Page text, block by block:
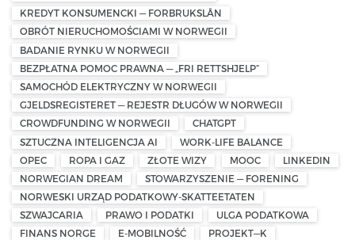
KREDYT KONSUMENCKI — FORBRUKSLÅN
OBRÓT NIERUCHOMOŚCIAMI W NORWEGII
BADANIE RYNKU W NORWEGII
BEZPŁATNA POMOC PRAWNA — „FRI RETTSHJELP”
SAMOCHÓD ELEKTRYCZNY W NORWEGII
GJELDSREGISTERET — REJESTR DŁUGÓW W NORWEGII
CROWDFUNDING W NORWEGII
CHATGPT
SZTUCZNA INTELIGENCJA AI
WORK-LIFE BALANCE
OPEC
ROPA I GAZ ZŁOTE WIZY MOOC
LINKEDIN
NORWEGIAN DREAM
STOWARZYSZENIE — FORENING
NORWESKI URZĄD PODATKOWY-SKATTEETATEN
SZWAJCARIA
PRAWO I PODATKI
ULGA PODATKOWA
FINANS NORGE
E-MOBILNOŚĆ
PROJEKT—K